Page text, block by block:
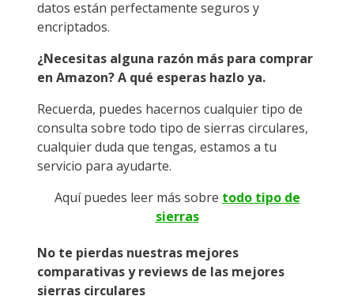
datos están perfectamente seguros y
encriptados.
¿Necesitas alguna razón más para comprar
en Amazon? A qué esperas hazlo ya.
Recuerda, puedes hacernos cualquier tipo de
consulta sobre todo tipo de sierras circulares,
cualquier duda que tengas, estamos a tu
servicio para ayudarte.
Aquí puedes leer más sobre todo tipo de
sierras
No te pierdas nuestras mejores
comparativas y reviews de las mejores
sierras circulares